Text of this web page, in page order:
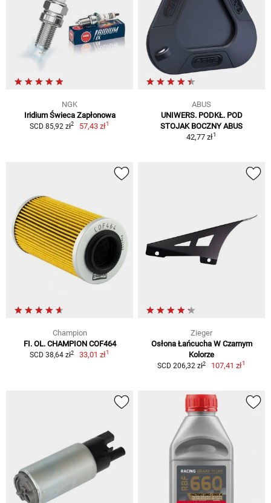
NGK
Iridium Świeca Zapłonowa
SCD 85,92 zł2 57,43 zł1
ABUS
UNIWERS. PODKŁ. POD
STOJAK BOCZNY ABUS
42,77 zł1
Champion
FI. OL. CHAMPION COF464
SCD 38,64 zł2 33,01 zł1
Zieger
Osłona Łańcucha W Czarnym
Kolorze
SCD 206,32 zł2 107,41 zł1